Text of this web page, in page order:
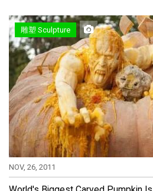
雕塑 Sculpture
NOV, 26, 2011